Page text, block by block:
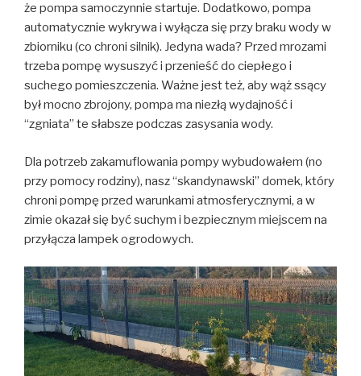
że pompa samoczynnie startuje. Dodatkowo, pompa
automatycznie wykrywa i wyłącza się przy braku wody w
zbiorniku (co chroni silnik). Jedyna wada? Przed mrozami
trzeba pompę wysuszyć i przenieść do ciepłego i
suchego pomieszczenia. Ważne jest też, aby wąż ssący
był mocno zbrojony, pompa ma niezłą wydajność i
“zgniata” te słabsze podczas zasysania wody.
Dla potrzeb zakamuflowania pompy wybudowałem (no
przy pomocy rodziny), nasz “skandynawski” domek, który
chroni pompę przed warunkami atmosferycznymi, a w
zimie okazał się być suchym i bezpiecznym miejscem na
przyłącza lampek ogrodowych.